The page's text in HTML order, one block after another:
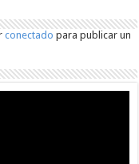
conectado para publicar un